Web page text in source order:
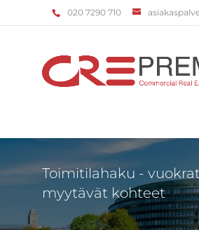
‌020 7290 710
Toimitilahaku -
myytävät kohteet